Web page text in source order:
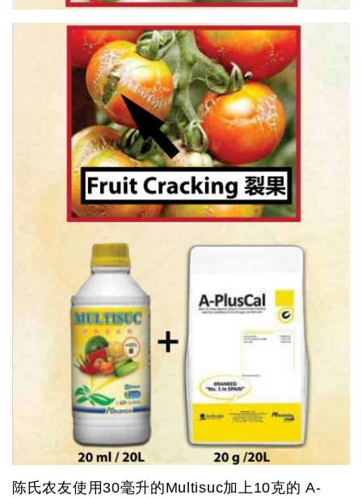
陈氏农友使用30毫升的Multisuc加上10克的 A-